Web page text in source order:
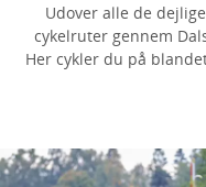
Udover alle de
cykelruter gennem
Her cykler du på